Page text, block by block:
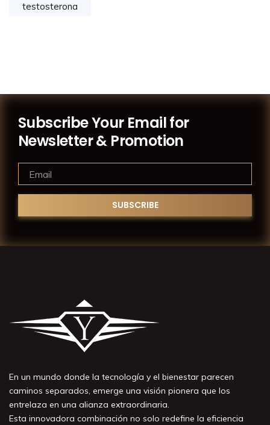
testosterona
Subscribe Your Email for
Newsletter & Promotion
En un mundo donde la tecnología y el bienestar parecen
caminos separados, emerge una visión pionera que los
entrelaza en una alianza extraordinaria.
Esta innovadora combinación no solo redefine la eficiencia